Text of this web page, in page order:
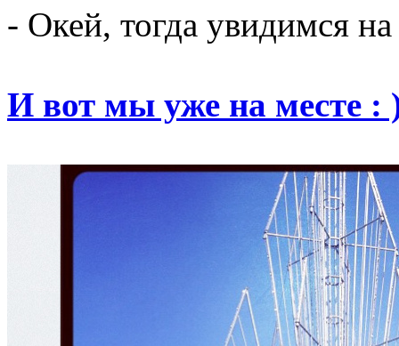
- Окей, тогда увидимся на
И вот мы уже на месте :